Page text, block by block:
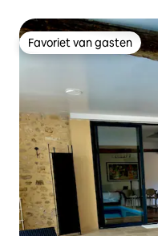
Favoriet van gasten
Favoriet van gasten